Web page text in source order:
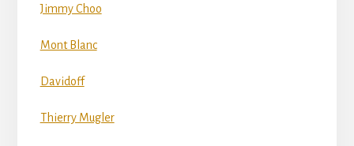
Jimmy Choo
Mont Blanc
Davidoff
Thierry Mugler